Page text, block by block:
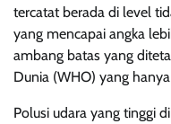
tercatat berada di level
yang mencapai angka
ambang batas yang
Dunia (WHO) yang
Polusi udara yang tinggi